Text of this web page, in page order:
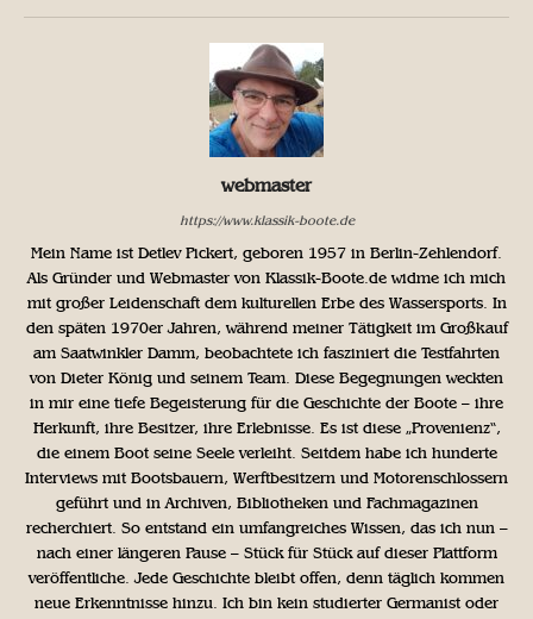
webmaster
https://www.klassik-boote.de
Mein Name ist Detlev Pickert, geboren 1957 in Berlin-Zehlendorf.
Als Gründer und Webmaster von Klassik-Boote.de widme ich mich
mit großer Leidenschaft dem kulturellen Erbe des Wassersports. In
den späten 1970er Jahren, während meiner Tätigkeit im Großkauf
am Saatwinkler Damm, beobachtete ich fasziniert die Testfahrten
von Dieter König und seinem Team. Diese Begegnungen weckten
in mir eine tiefe Begeisterung für die Geschichte der Boote – ihre
Herkunft, ihre Besitzer, ihre Erlebnisse. Es ist diese „Provenienz“,
die einem Boot seine Seele verleiht. Seitdem habe ich hunderte
Interviews mit Bootsbauern, Werftbesitzern und Motorenschlossern
geführt und in Archiven, Bibliotheken und Fachmagazinen
recherchiert. So entstand ein umfangreiches Wissen, das ich nun –
nach einer längeren Pause – Stück für Stück auf dieser Plattform
veröffentliche. Jede Geschichte bleibt offen, denn täglich kommen
neue Erkenntnisse hinzu. Ich bin kein studierter Germanist oder